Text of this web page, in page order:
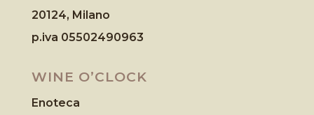
20124, Milano
p.iva 05502490963
WINE O’CLOCK
Enoteca